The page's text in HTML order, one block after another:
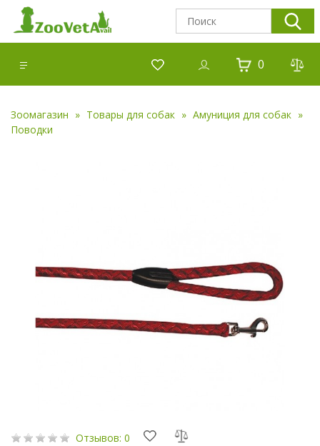
0
Зоомагазин Товары для собак
Амуниция для собак
Поводки
Отзывов: 0